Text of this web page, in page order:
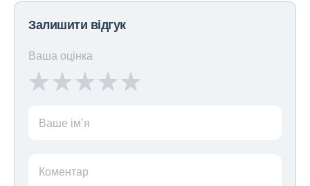
Залишити відгук
Ваша оцінка
Ваше ім’я
Коментар